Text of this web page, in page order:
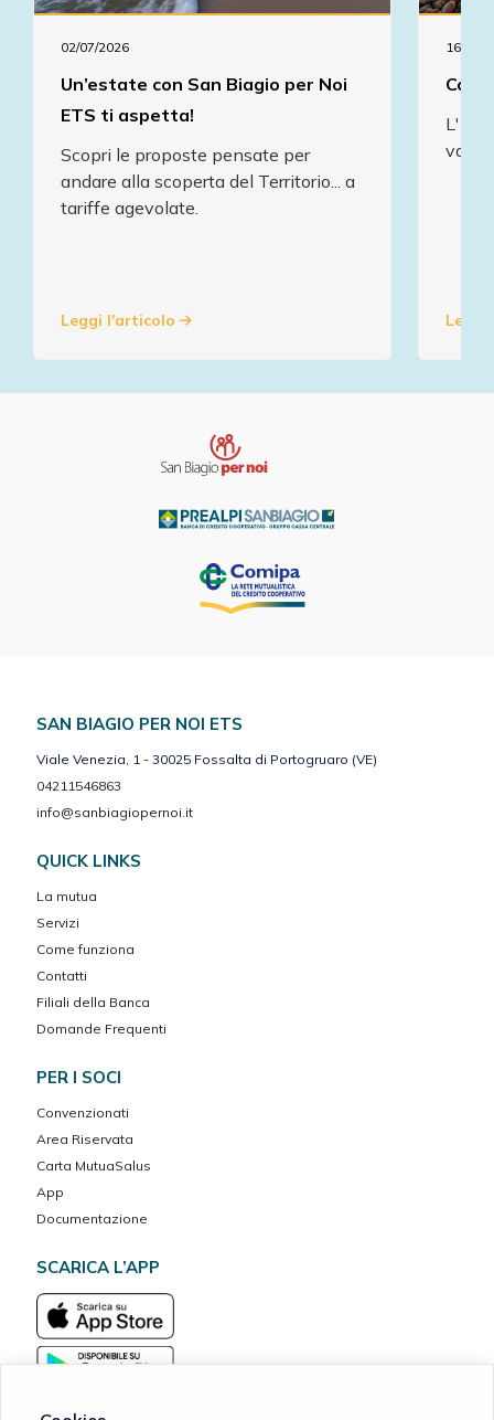
02/07/2026
Un’estate con San Biagio per Noi
ETS ti aspetta!
Scopri le proposte pensate per
andare alla scoperta del Territorio... a
tariffe agevolate.
Leggi l'articolo
16/07/
L'
va in
SAN BIAGIO PER NOI ETS
Viale Venezia, 1 - 30025 Fossalta di Portogruaro (VE)
04211546863
info@sanbiagiopernoi.it
QUICK LINKS
La mutua
Servizi
Come funziona
Contatti
Filiali della Banca
Domande Frequenti
PER I SOCI
Convenzionati
Area Riservata
Carta MutuaSalus
App
Documentazione
SCARICA L’APP